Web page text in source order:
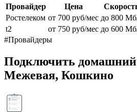
Провайдер Цена
Ростелеком от 700 руб/мес до 800
t2
от 750 руб/мес до 600
#Провайдеры
Подключить домашний
Межевая, Кошкино